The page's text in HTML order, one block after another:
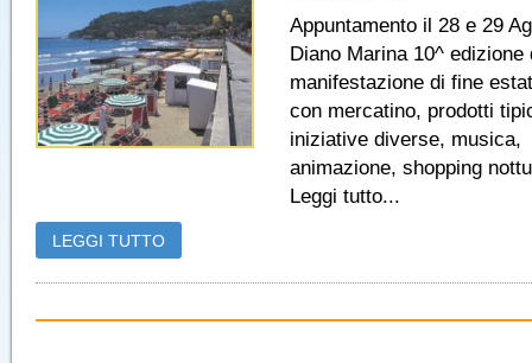
Appuntamento il 28 e 29
Diano Marina 10^ edizione
manifestazione di fine
con mercatino, prodotti
iniziative diverse, musica,
animazione, shopping
Leggi tutto...
LEGGI TUTTO